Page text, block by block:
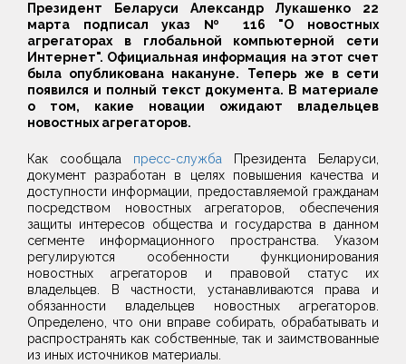
Президент Беларуси Александр Лукашенко 22
марта подписал указ № 116 "О новостных
агрегаторах в глобальной компьютерной сети
Интернет". Официальная информация на этот счет
была опубликована накануне. Теперь же в сети
появился и полный текст документа. В материале
о том, какие новации ожидают владельцев
новостных агрегаторов.
Как сообщала пресс-служба Президента Беларуси,
документ разработан в целях повышения качества и
доступности информации, предоставляемой гражданам
посредством новостных агрегаторов, обеспечения
защиты интересов общества и государства в данном
сегменте информационного пространства. Указом
регулируются особенности функционирования
новостных агрегаторов и правовой статус их
владельцев. В частности, устанавливаются права и
обязанности владельцев новостных агрегаторов.
Определено, что они вправе собирать, обрабатывать и
распространять как собственные, так и заимствованные
из иных источников материалы.